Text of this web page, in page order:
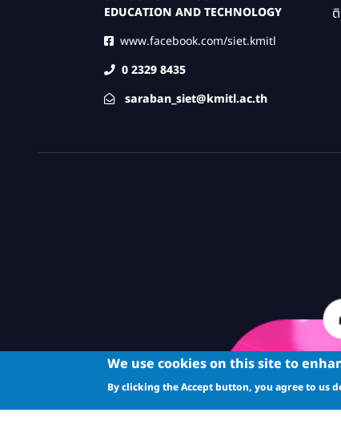
EDUCATION AND TECHNOLOGY
www.facebook.com/siet.kmitl
0 2329 8435
saraban_siet@kmitl.ac.th
We use cookies on this site to
By clicking the Accept button, you agree to us